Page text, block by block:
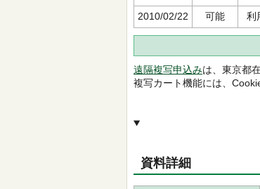
2010/02/22 可能 利
遠隔複写申込みは、東京都
複写カート機能には、
資料詳細